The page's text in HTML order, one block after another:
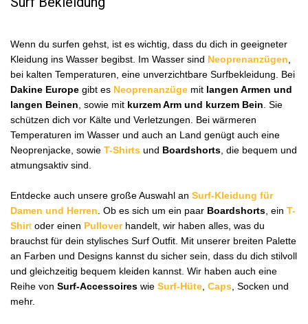
Wenn du surfen gehst, ist es wichtig, dass du dich in geeigneter
Kleidung ins Wasser begibst. Im Wasser sind Neoprenanzügen,
bei kalten Temperaturen, eine unverzichtbare Surfbekleidung. Bei
Dakine Europe gibt es Neoprenanzüge mit langen Armen und
langen Beinen, sowie mit kurzem Arm und kurzem Bein. Sie
schützen dich vor Kälte und Verletzungen. Bei wärmeren
Temperaturen im Wasser und auch an Land genügt auch eine
Neoprenjacke, sowie T-Shirts und Boardshorts, die bequem und
atmungsaktiv sind.
Entdecke auch unsere große Auswahl an Surf-Kleidung für
Damen und Herren. Ob es sich um ein paar Boardshorts, ein T-
Shirt oder einen Pullover handelt, wir haben alles, was du
brauchst für dein stylisches Surf Outfit. Mit unserer breiten Palette
an Farben und Designs kannst du sicher sein, dass du dich stilvoll
und gleichzeitig bequem kleiden kannst. Wir haben auch eine
Reihe von Surf-Accessoires wie Surf-Hüte, Caps, Socken und
mehr.